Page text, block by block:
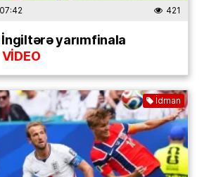
421
İngiltərə yarımfinala
VİDEO
İdman